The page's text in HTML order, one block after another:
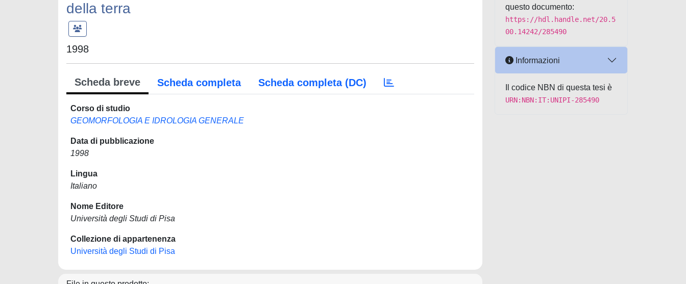
della terra
1998
Scheda breve Scheda completa Scheda completa (DC)
Corso di studio
GEOMORFOLOGIA E IDROLOGIA GENERALE
Data di pubblicazione
1998
Lingua
Italiano
Nome Editore
Università degli Studi di Pisa
Collezione di appartenenza
Università degli Studi di Pisa
questo documento:
https://hdl.handle.net/20.5
00.14242/285490
Informazioni
Il codice NBN di questa tesi è
URN:NBN:IT:UNIPI-285490